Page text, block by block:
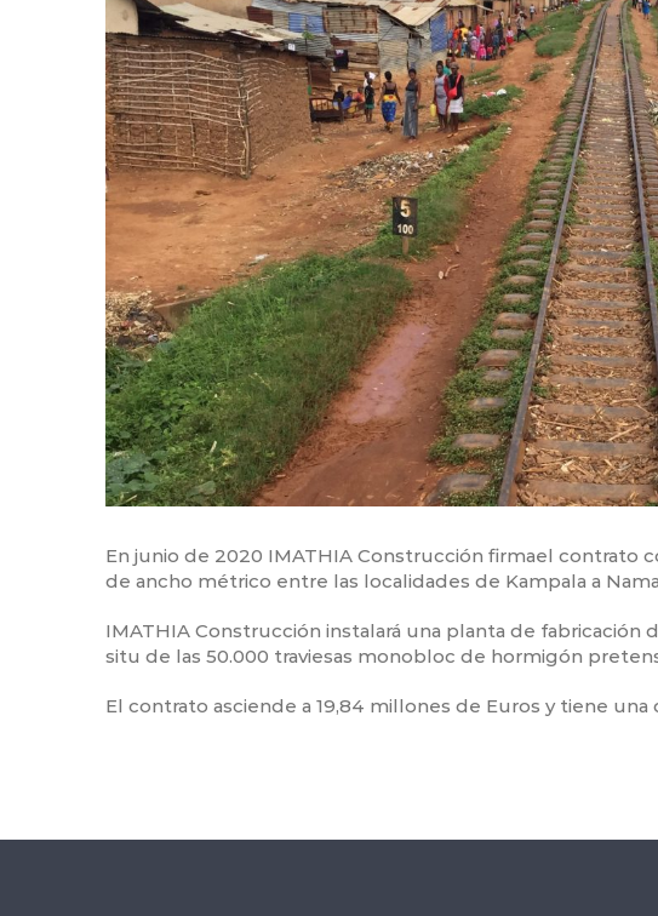
En junio de 2020 IMATHIA Construcción firmael contrato
de ancho métrico entre las localidades de Kampala a
IMATHIA Construcción instalará una planta de fabricación
situ de las 50.000 traviesas monobloc de hormigón
El contrato asciende a 19,84 millones de Euros y tiene una